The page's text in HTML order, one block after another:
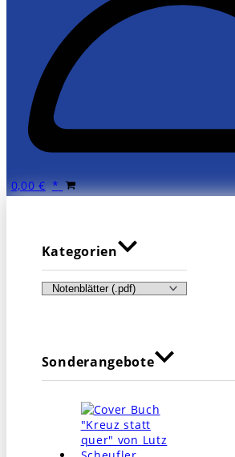
0,00€
Kategorien
Sonderangebote